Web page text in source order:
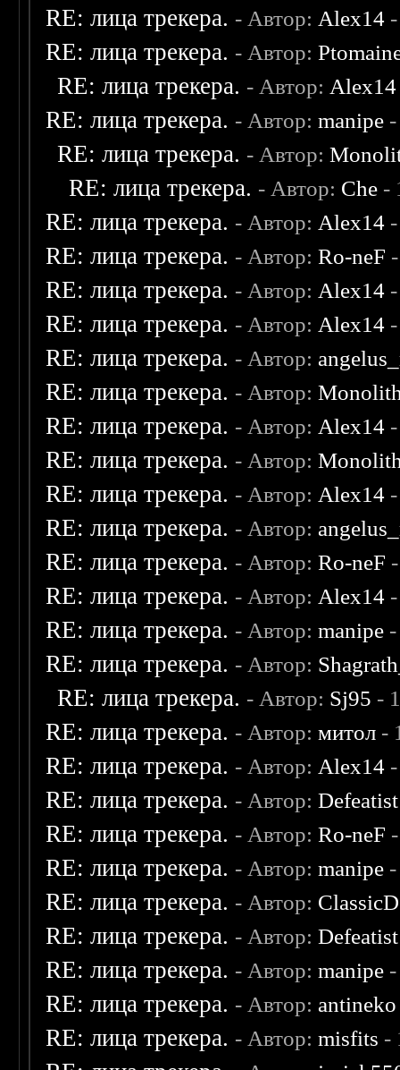
RE: лица трекера. - Автор: Alex14
RE: лица трекера. - Автор:
RE: лица трекера. - Автор: Alex14
RE: лица трекера. - Автор:manipe
RE: лица трекера. - Автор:
RE: лица трекера. - Автор: Che -
RE: лица трекера. - Автор: Alex14
RE: лица трекера. - Автор:Ro-neF
RE: лица трекера. - Автор: Alex14
RE: лица трекера. - Автор: Alex14
RE: лица трекера. - Автор:
RE: лица трекера. - Автор:
RE: лица трекера. - Автор: Alex14
RE: лица трекера. - Автор:
RE: лица трекера. - Автор: Alex14
RE: лица трекера. - Автор:
RE: лица трекера. - Автор:Ro-neF
RE: лица трекера. - Автор: Alex14
RE: лица трекера. - Автор:manipe
RE: лица трекера. - Автор:
RE: лица трекера. - Автор: Sj95 -
RE: лица трекера. - Автор:митол -
RE: лица трекера. - Автор: Alex14
RE: лица трекера. - Автор:Defeatist
RE: лица трекера. - Автор:Ro-neF
RE: лица трекера. - Автор:manipe
RE: лица трекера. - Автор:
RE: лица трекера. - Автор:Defeatist
RE: лица трекера. - Автор:manipe
RE: лица трекера. - Автор: antineko
RE: лица трекера. - Автор:misfits -